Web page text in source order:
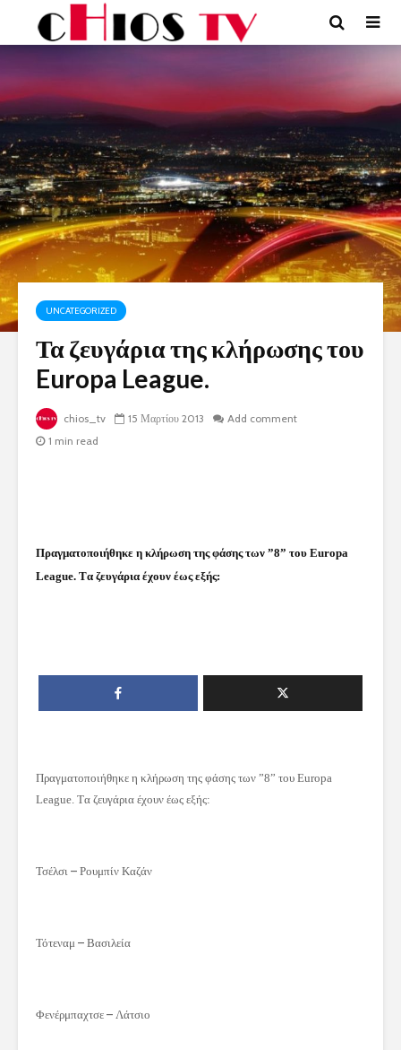
UNCATEGORIZED
Τα ζευγάρια της κλήρωσης του
Europa League.
chios_tv 15 Μαρτίου 2013
Add comment
1 min read
Πραγματοποιήθηκε η κλήρωση της φάσης των ”8” του Εuropa
League. Tα ζευγάρια έχουν έως εξής:
Πραγματοποιήθηκε η κλήρωση της φάσης των ”8” του Εuropa
League. Tα ζευγάρια έχουν έως εξής:
Τσέλσι – Ρουμπίν Καζάν
Τότεναμ – Βασιλεία
Φενέρμπαχτσε – Λάτσιο